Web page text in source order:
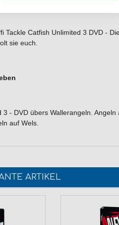
Tackle Catfish Unlimited 3 DVD -
sie euch.
3 - DVD übers Wallerangeln.
auf Wels.
ARTIKEL